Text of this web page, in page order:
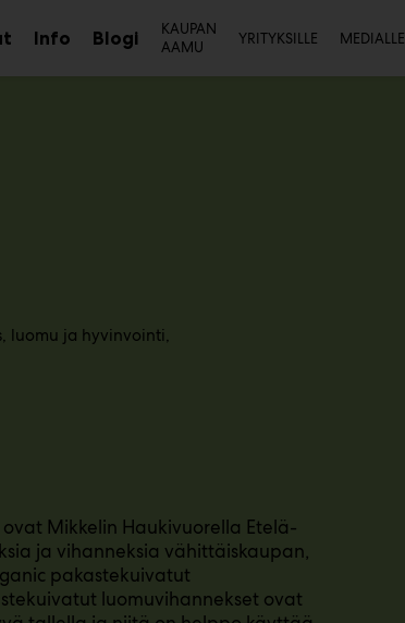
Avaa
alavalikko
InfoAvaa
alavalikko
Blogi Toissijainen
KAUPAN
AAMU
YRITYKSILLE MEDIALLE
luomu ja hyvinvointi
Mikkelin Haukivuorella Etelä-
ja vihanneksia vähittäiskaupan,
pakastekuivatut
luomuvihannekset ovat